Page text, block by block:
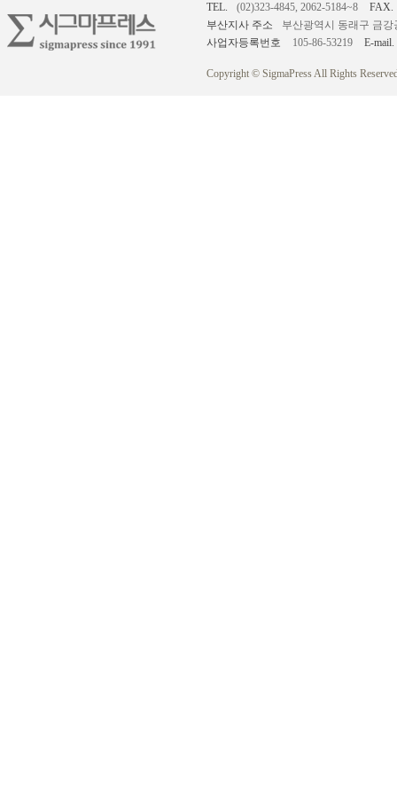
TEL.
(02)323-4845, 2062-5184~8
FAX.
부산지사 주소
부산광역시 동래구 금강
사업자등록번호
105-86-53219 E-mail.
Copyright © SigmaPress All Rights